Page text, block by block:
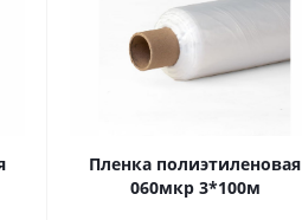
Пленка полиэтиленовая
060мкр 3*100м